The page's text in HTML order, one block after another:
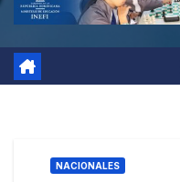
NACIONALES